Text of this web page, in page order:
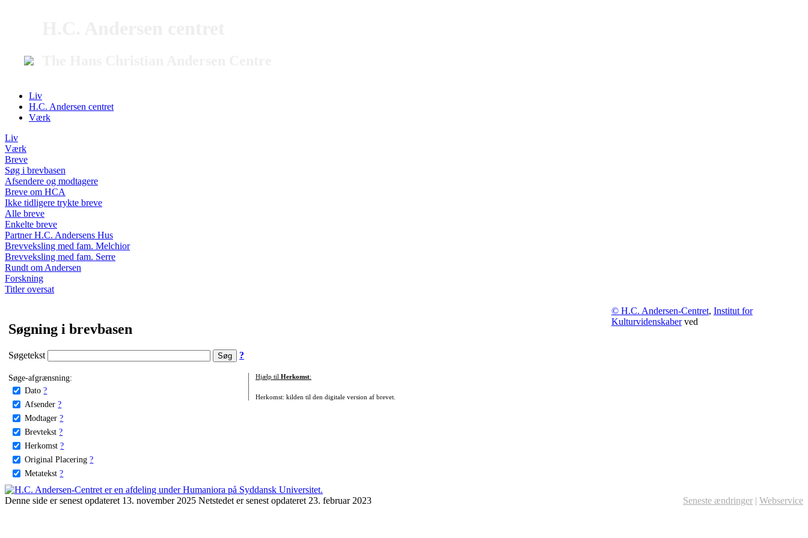
Liv
H.C. Andersen centret
Værk
Liv
Værk
Breve
Søg i brevbasen
Afsendere og modtagere
Breve om HCA
Ikke tidligere trykte breve
Alle breve
Enkelte breve
Partner H.C. Andersens Hus
Brevveksling med fam. Melchior
Brevveksling med fam. Serre
Rundt om Andersen
Forskning
Titler oversat
Søgning i brevbasen
Søgetekst ?
Søge-afgrænsning:
Dato ?
Afsender ?
Modtager ?
Brevtekst ?
Herkomst ?
Original Placering ?
Metatekst ?
Hjælp til Herkomst:
Herkomst: kilden til den digitale version af brevet.
© H.C. Andersen-Centret, Institut for
Kulturvidenskaberved
Denne side er senest opdateret 13. november 2025 Netstedet er senest opdateret 23. februar 2023 Seneste ændringer | Webservice